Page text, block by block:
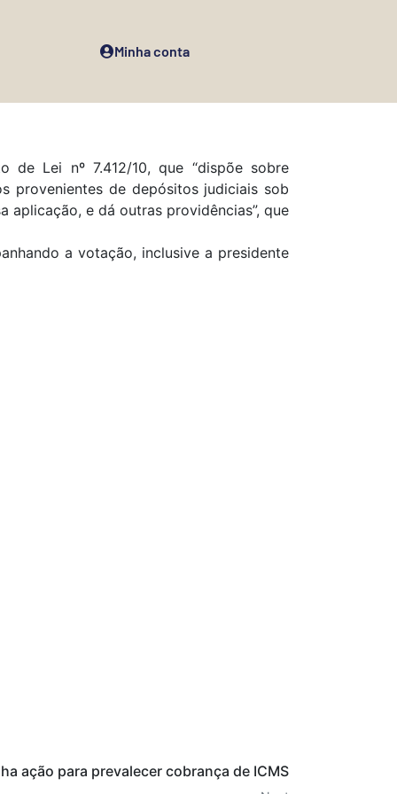
Minha conta
de Lei nº 7.412/10, que “dispõe sobre
provenientes de depósitos judiciais sob
e dá outras providências”, que
a votação, inclusive a presidente
ação para prevalecer cobrança de ICMS